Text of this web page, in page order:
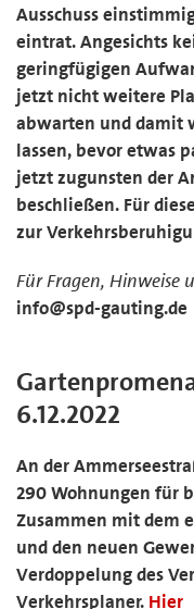
Ausschuss
eintrat. Angesichts
geringfügigen
jetzt nicht weitere
abwarten und damit
lassen, bevor etwas
jetzt zugunsten der
beschließen. Für
zur
Für Fragen, Hinweise
info@spd-gauting.de
6.12.2022
An der
290 Wohnungen für
Zusammen mit dem
und den neuen
Verdoppelung des
Verkehrsplaner. Hier